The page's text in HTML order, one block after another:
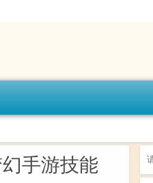
手游技能